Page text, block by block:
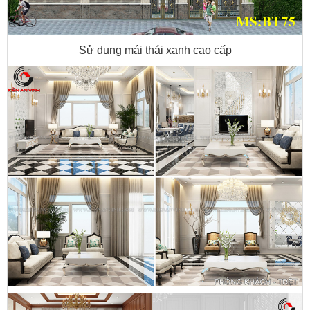
Sử dụng mái thái xanh cao cấp